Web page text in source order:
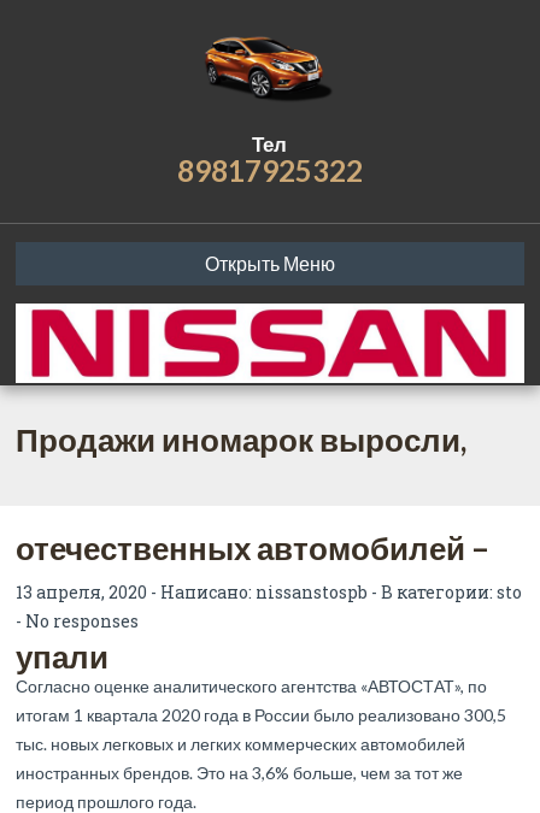
Тел
89817925322
Открыть Меню
Продажи иномарок выросли,
отечественных автомобилей –
упали
13 апреля, 2020 - Написано: nissanstospb - В категории:sto
- No responses
Согласно оценке аналитического агентства «АВТОСТАТ», по
итогам 1 квартала 2020 года в России было реализовано 300,5
тыс. новых легковых и легких коммерческих автомобилей
иностранных брендов. Это на 3,6% больше, чем за тот же
период прошлого года.